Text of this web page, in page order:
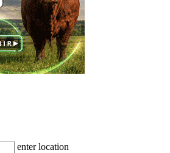
enter location